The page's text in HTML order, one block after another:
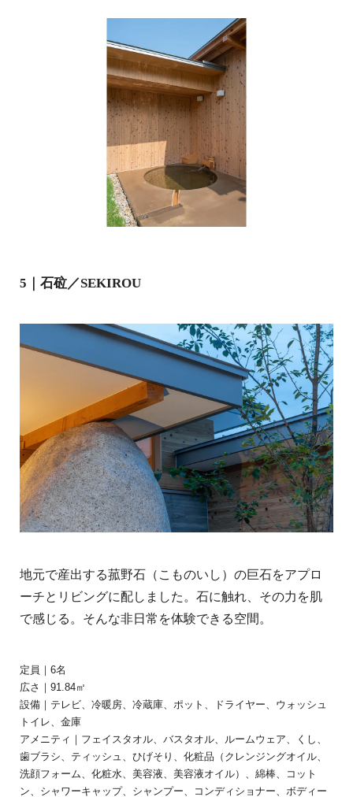
5｜石砬／SEKIROU
地元で産出する菰野石（こものいし）の巨石をアプロ
ーチとリビングに配しました。石に触れ、その力を肌
で感じる。そんな非日常を体験できる空間。
定員｜6名
広さ｜91.84㎡
設備｜テレビ、冷暖房、冷蔵庫、ポット、ドライヤー、ウォッシュ
トイレ、金庫
アメニティ｜フェイスタオル、バスタオル、ルームウェア、くし、
歯ブラシ、ティッシュ、ひげそり、化粧品（クレンジングオイル、
洗顔フォーム、化粧水、美容液、美容液オイル）、綿棒、コット
ン、シャワーキャップ、シャンプー、コンディショナー、ボディー